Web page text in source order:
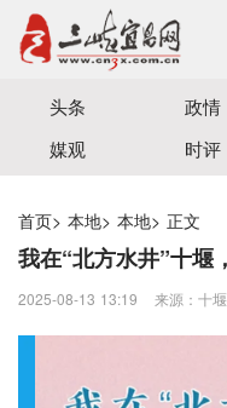
宜昌三峡融媒体中心主办
头条 政情
媒观
时评
首页> 本地> 本地> 正文
我在“北方水井”十堰
2025-08-13 13:19 来源：十